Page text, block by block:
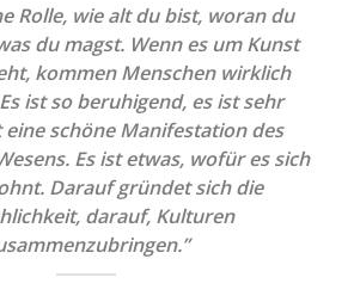
Rolle, wie alt du bist, woran du
du magst. Wenn es um Kunst
kommen Menschen wirklich
ist so beruhigend, es ist sehr
eine schöne Manifestation des
Es ist etwas, wofür es sich
Darauf gründet sich die
darauf, Kulturen